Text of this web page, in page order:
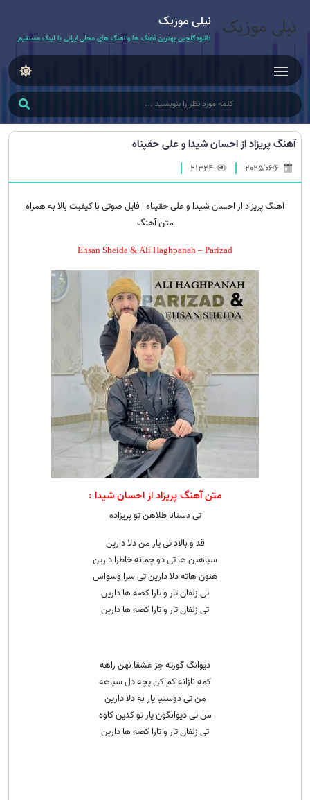
نیلی موزیک
دانلودگلچین بهترین آهنگ ها و آهنگ های محلی ایرانی با لینک مستقیم
آهنگ پریزاد از احسان شیدا و علی حقپناه
21324
آهنگ پریزاد از احسان شیدا و علی حقپناه | فایل صوتی با کیفیت بالا به همراه
متن آهنگ
Ehsan Sheida & Ali Haghpanah – Parizad
متن آهنگ پریزاد از احسان شیدا :
تی دستانا طلاهن تو پریزاده
قد و بالاد تی یار من دلا دارین
سیاهین ها تی دو چمانه خاطرا دارین
هنون هاته دلا دارین تی سرا وسواس
تی زلفان تار و تارا کصه ها دارین
تی زلفان تار و تارا کصه ها دارین
دیوانگ گورته جز عشقا نهن راهه
کمه نازانه کم کن پچه دل سیاهه
من تی دوستیا یار به دلا دارین
من تی دیوانگون یار تو کدین کاوه
تی زلفان تار و تارا کصه ها دارین